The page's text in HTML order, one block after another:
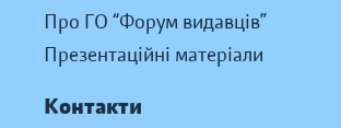
Про ГО “Форум видавців”
Презентаційні матеріали
Контакти